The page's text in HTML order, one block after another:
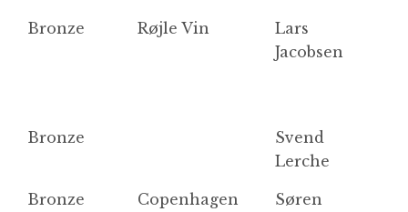
Bronze Røjle Vin
Lars
Jacobsen
Bronze
Svend
Lerche
Bronze
Copenhagen
Søren